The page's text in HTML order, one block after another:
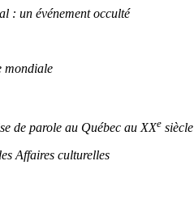
: un événement occulté
mondiale
de parole au Québec au XXe siècle
Affaires culturelles